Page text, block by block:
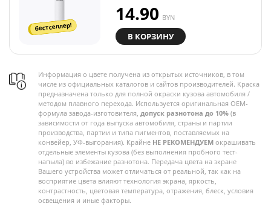
бестселлер!
14.90 BYN
В КОРЗИНУ
Информация о цвете получена из открытых источников, в том
числе из официальных каталогов и сайтов производителей. Краска
предназначена только для полной окраски кузова автомобиля /
методом плавного перехода. Используется оригинальная OEM-
формула завода-изготовителя, допуск разнотона до 10% (в
зависимости от года выпуска автомобиля, страны и партии
производства, партии и типа пигментов, поставляемых на
конвейер, УФ-выгорания). Крайне НЕ РЕКОМЕНДУЕМ окрашивать
отдельные элементы кузова (без выполнения пробного тест-
напыла) во избежание разнотона. Передача цвета на экране
Вашего устройства может отличаться от реальной, так как на
восприятие цвета влияют технология экрана, яркость,
контрастность, цветовая температура, отражения, блеск, условия
освещения и иные факторы.